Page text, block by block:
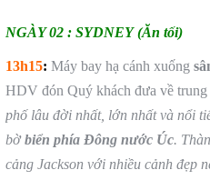
NGÀY 02 : SYDNEY(Ăn tối)
13h15: Máy bay hạ cánh xuống
HDV đón Quý khách đưa về trung
phố lâu đời nhất, lớn nhất và nổi
bờbiển phía Đông nước Úc.
cảng Jackson với nhiều cảnh đẹp